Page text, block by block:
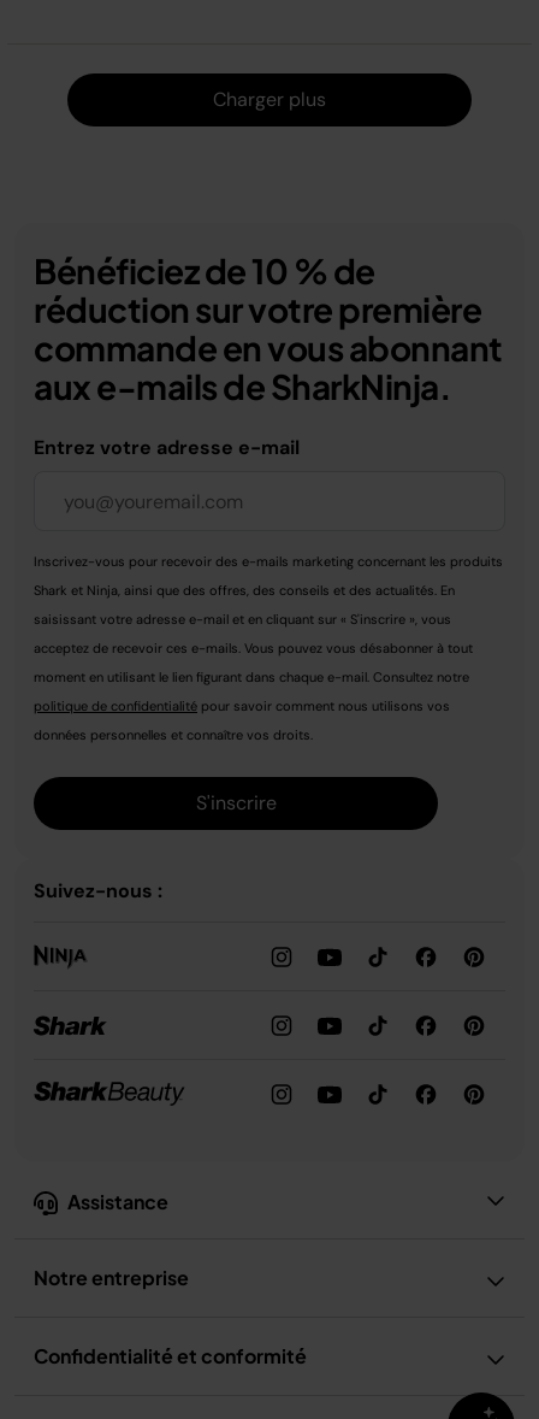
Charger plus
Assistance
Notre entreprise
Confidentialité et conformité
Bénéficiez de 10 % de
réduction sur votre première
commande en vous abonnant
aux e-mails de SharkNinja.
Entrez votre adresse e-mail
Inscrivez-vous pour recevoir des e-mails marketing concernant les produits
Shark et Ninja, ainsi que des offres, des conseils et des actualités. En
saisissant votre adresse e-mail et en cliquant sur « S'inscrire », vous
acceptez de recevoir ces e-mails. Vous pouvez vous désabonner à tout
moment en utilisant le lien figurant dans chaque e-mail. Consultez notre
politique de confidentialité pour savoir comment nous utilisons vos
données personnelles et connaître vos droits.
S'inscrire
Suivez-nous :